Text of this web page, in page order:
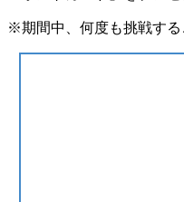
※期間中、何度も挑戦する